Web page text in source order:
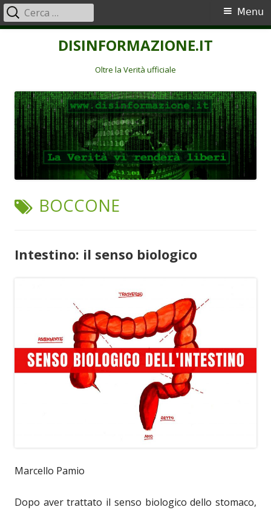
DISINFORMAZIONE.IT
Oltre la Verità ufficiale
Menu
principale
Menu
Ricerca
per:
TAG:
BOCCONE
Intestino: il senso biologico
Marcello Pamio
Dopo aver trattato il senso biologico dello stomaco,